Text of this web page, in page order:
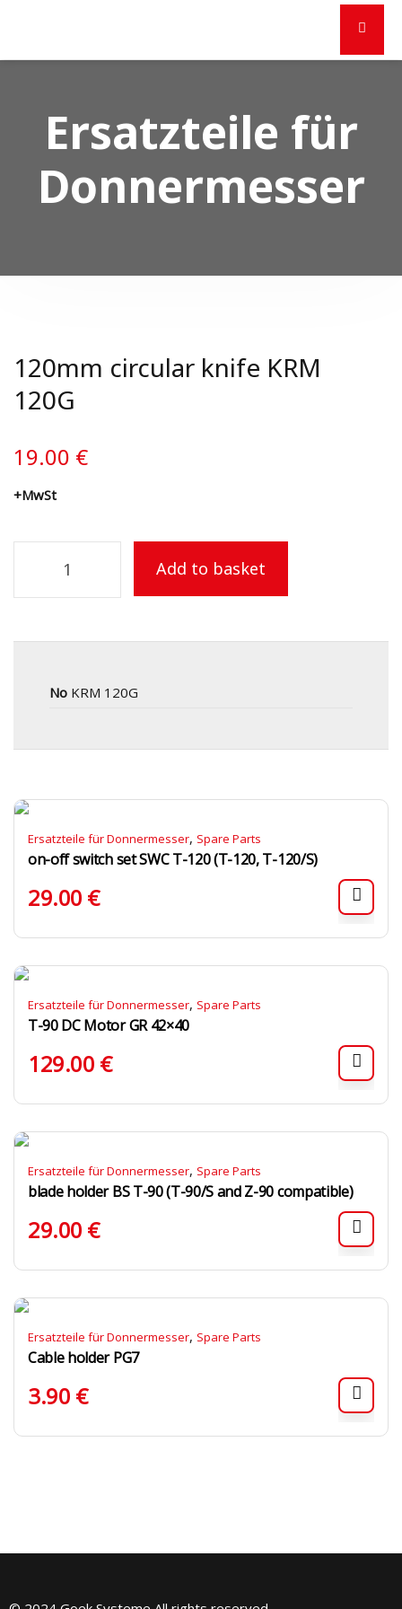
Ersatzteile für
Donnermesser
120mm circular knife KRM
120G
19.00 €
+MwSt
Add to basket
No KRM 120G
Ersatzteile für Donnermesser, Spare Parts
on-off switch set SWC T-120 (T-120, T-120/S)
29.00 €
Ersatzteile für Donnermesser, Spare Parts
T-90 DC Motor GR 42×40
129.00 €
Ersatzteile für Donnermesser, Spare Parts
blade holder BS T-90 (T-90/S and Z-90 compatible)
29.00 €
Ersatzteile für Donnermesser, Spare Parts
Cable holder PG7
3.90 €